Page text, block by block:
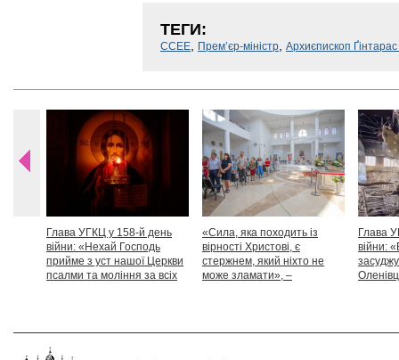
ТЕГИ:
ССЕЕ, Прем’єр-міністр, Архиєпископ
Глава УГКЦ у 158-й день
війни: «Нехай Господь
прийме з уст нашої Церкви
псалми та моління за всіх
«Сила, яка походить із
вірності Христові, є
стержнем, який ніхто не
може зламати», –
Глава
війни: